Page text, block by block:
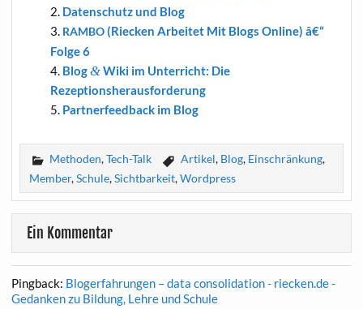
Daten­schutz und Blog
RAMBO(Riecken Arbei­tet Mit Blogs Online) â€“
Fol­ge 6
Blog&Wiki im Unter­richt: Die
Rezeptionsherausforderung
Part­ner­feed­back im Blog
Methoden,Tech-Talk Artikel, Blog, Einschränkung,
Member,Schule,Sichtbarkeit,Wordpress
Ein Kommentar
Pingback: Blogerfahrungen – data consolidation - riecken.de -
Gedanken zu Bildung, Lehre und Schule